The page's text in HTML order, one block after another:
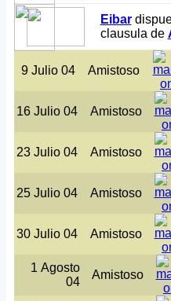
Eibar
clausula de
9 Julio 04 Amistoso
16 Julio 04 Amistoso
23 Julio 04 Amistoso
25 Julio 04 Amistoso
30 Julio 04 Amistoso
1 Agosto
04
Amistoso